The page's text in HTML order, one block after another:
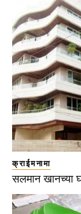
क्राईमनामा
सलमान खानच्या